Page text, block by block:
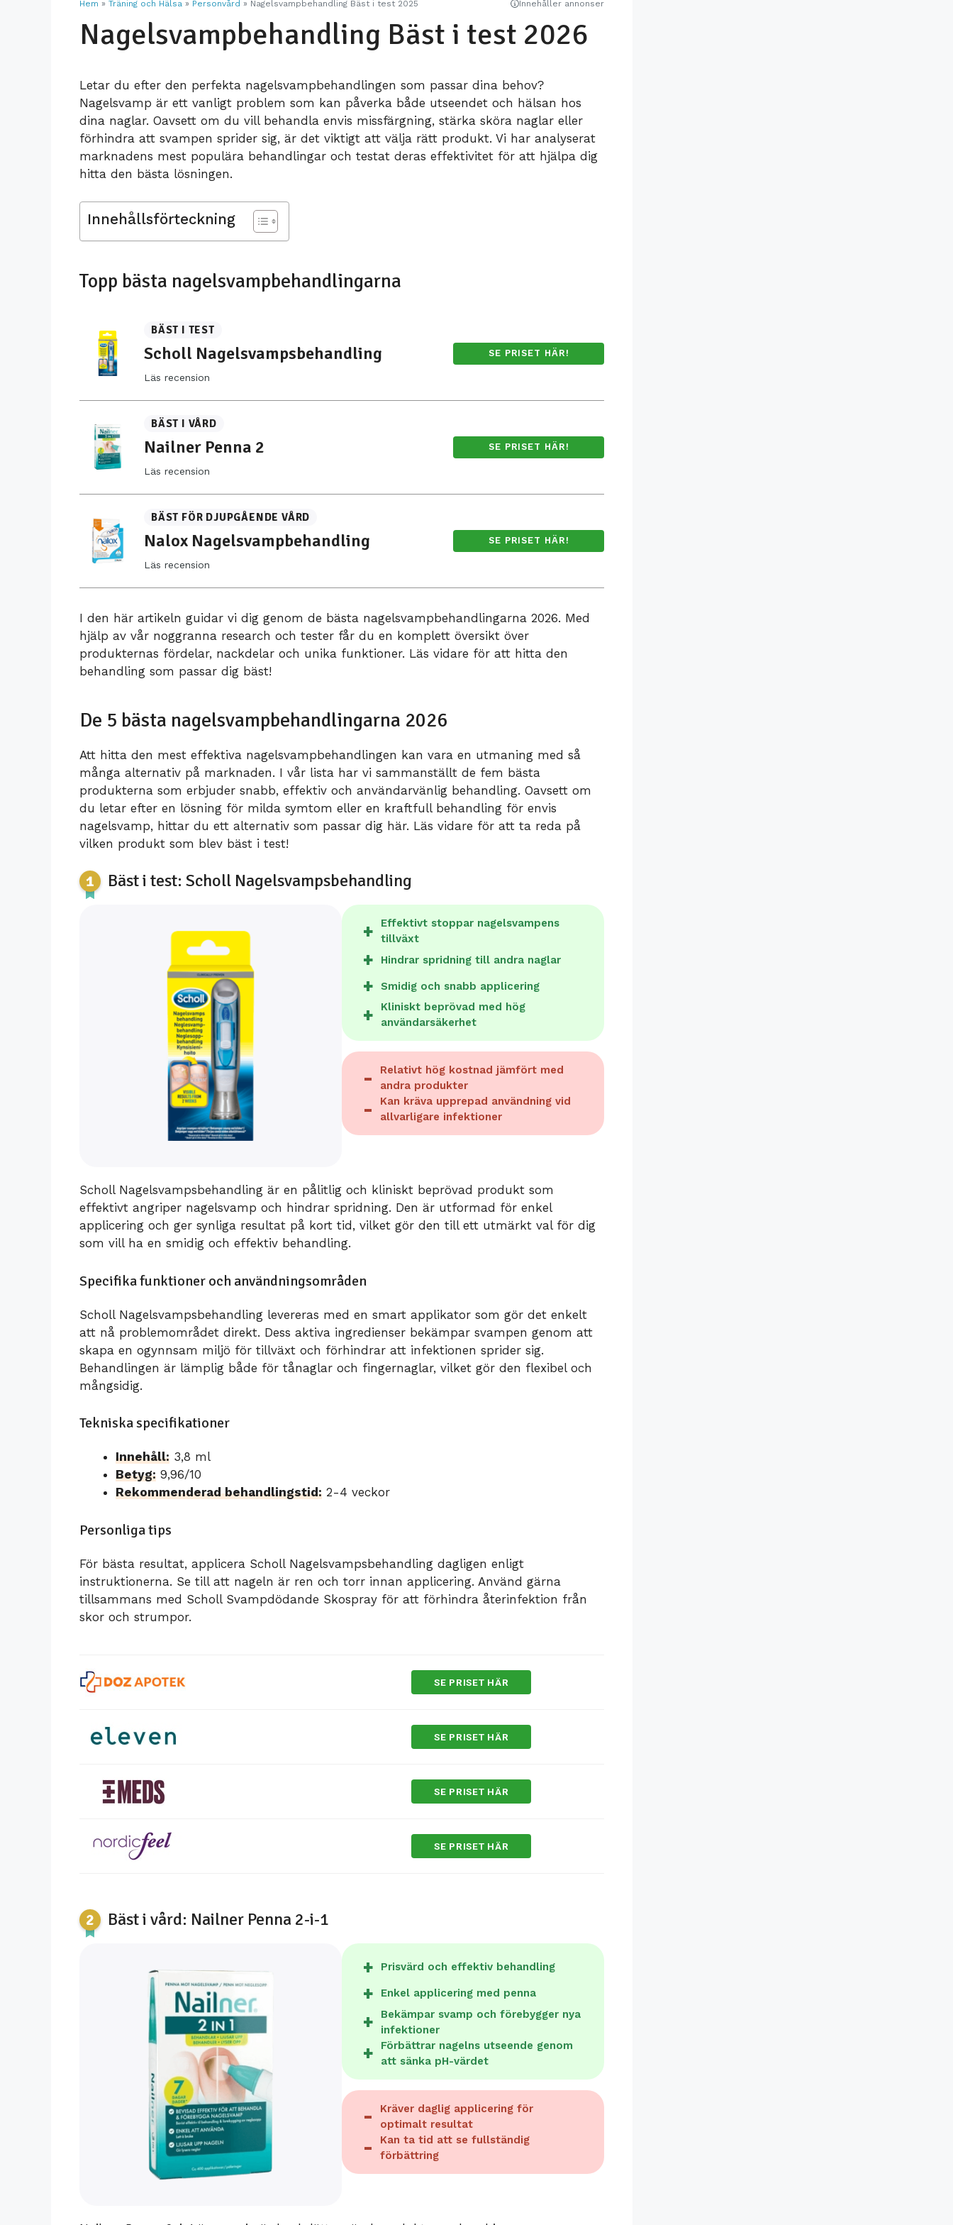
Bakmaskin
Belgiska Våffeljärn
Kylbox
Vinkyl
Fotbad
Fotfil
Fotmassage
Handledsstöd
Hållningsväst
Inframadrass
Roddmaskin
Smithmaskin
Stakmaskin
Trappmaskin
Solkräm för barn
Hem » Träning och Hälsa » Personvård » Nagelsvampbehandling Bäst i test 2025 Innehåller annonser
Nagelsvampbehandling Bäst i test 2026
Letar du efter den perfekta nagelsvampbehandlingen som passar dina behov?
Nagelsvamp är ett vanligt problem som kan påverka både utseendet och hälsan hos
dina naglar. Oavsett om du vill behandla envis missfärgning, stärka sköra naglar eller
förhindra att svampen sprider sig, är det viktigt att välja rätt produkt. Vi har analyserat
marknadens mest populära behandlingar och testat deras effektivitet för att hjälpa dig
hitta den bästa lösningen.
Innehållsförteckning
Topp bästa nagelsvampbehandlingarna
BÄST I TEST
Scholl Nagelsvampsbehandling SE PRISET HÄR!
Läs recension
BÄST I VÅRD
Nailner Penna 2 SE PRISET HÄR!
Läs recension
BÄST FÖR DJUPGÅENDE VÅRD
Nalox Nagelsvampbehandling SE PRISET HÄR!
Läs recension
I den här artikeln guidar vi dig genom de bästa nagelsvampbehandlingarna 2026. Med
hjälp av vår noggranna research och tester får du en komplett översikt över
produkternas fördelar, nackdelar och unika funktioner. Läs vidare för att hitta den
behandling som passar dig bäst!
De 5 bästa nagelsvampbehandlingarna 2026
Att hitta den mest effektiva nagelsvampbehandlingen kan vara en utmaning med så
många alternativ på marknaden. I vår lista har vi sammanställt de fem bästa
produkterna som erbjuder snabb, effektiv och användarvänlig behandling. Oavsett om
du letar efter en lösning för milda symtom eller en kraftfull behandling för envis
nagelsvamp, hittar du ett alternativ som passar dig här. Läs vidare för att ta reda på
vilken produkt som blev bäst i test!
Bäst i test: Scholl Nagelsvampsbehandling
Effektivt stoppar nagelsvampens
tillväxt
Hindrar spridning till andra naglar
Smidig och snabb applicering
Kliniskt beprövad med hög
användarsäkerhet
Relativt hög kostnad jämfört med
andra produkter
Kan kräva upprepad användning vid
allvarligare infektioner
Scholl Nagelsvampsbehandling är en pålitlig och kliniskt beprövad produkt som
effektivt angriper nagelsvamp och hindrar spridning. Den är utformad för enkel
applicering och ger synliga resultat på kort tid, vilket gör den till ett utmärkt val för dig
som vill ha en smidig och effektiv behandling.
Specifika funktioner och användningsområden
Scholl Nagelsvampsbehandling levereras med en smart applikator som gör det enkelt
att nå problemområdet direkt. Dess aktiva ingredienser bekämpar svampen genom att
skapa en ogynnsam miljö för tillväxt och förhindrar att infektionen sprider sig.
Behandlingen är lämplig både för tånaglar och fingernaglar, vilket gör den flexibel och
mångsidig.
Tekniska specifikationer
Innehåll: 3,8 ml
Betyg: 9,96/10
Rekommenderad behandlingstid: 2-4 veckor
Personliga tips
För bästa resultat, applicera Scholl Nagelsvampsbehandling dagligen enligt
instruktionerna. Se till att nageln är ren och torr innan applicering. Använd gärna
tillsammans med Scholl Svampdödande Skospray för att förhindra återinfektion från
skor och strumpor.
SE PRISET HÄR
SE PRISET HÄR
SE PRISET HÄR
SE PRISET HÄR
Bäst i vård: Nailner Penna 2-i-1
Prisvärd och effektiv behandling
Enkel applicering med penna
Bekämpar svamp och förebygger nya
infektioner
Förbättrar nagelns utseende genom
att sänka pH-värdet
Kräver daglig applicering för
optimalt resultat
Kan ta tid att se fullständig
förbättring